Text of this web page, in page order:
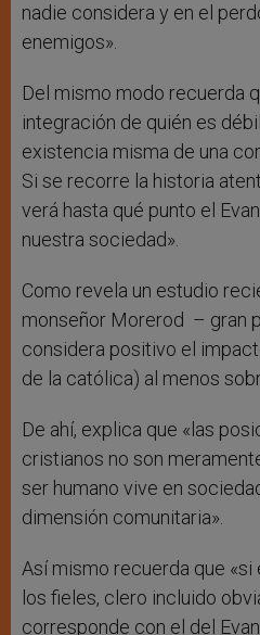
nadie considera y en el
enemigos».
Del mismo modo recuerda
integración de quién es
existencia misma de una
Si se recorre la historia
verá hasta qué punto el
nuestra sociedad».
Como revela un estudio
monseñor Morerod – gran
considera positivo el
de la católica) al menos
De ahí, explica que «las
cristianos no son
ser humano vive en
dimensión comunitaria».
Así mismo recuerda que
los fieles, clero incluido
corresponde con el del